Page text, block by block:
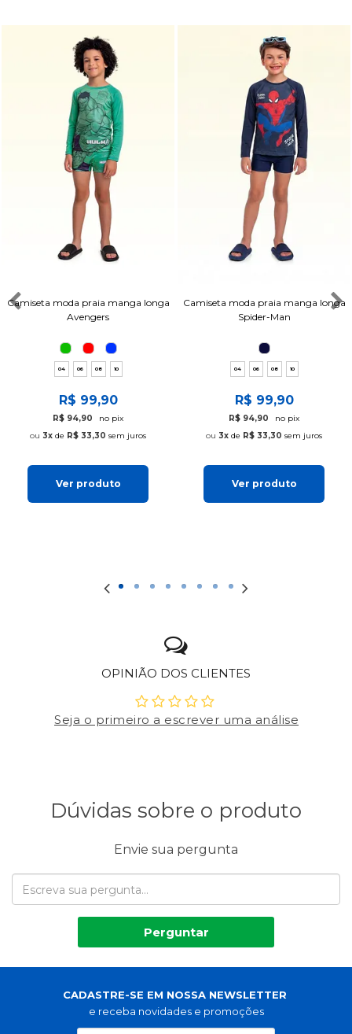
Camiseta moda praia manga longa
Avengers
04 06 08 10
R$ 99,90
R$ 94,90
no pix
3x de R$ 33,30 sem juros
Ver produto
Camiseta moda praia manga longa
Spider-Man
04 06 08 10
R$ 99,90
R$ 94,90
no pix
3x de R$ 33,30 sem juros
Ver produto
OPINIÃO DOS CLIENTES
Seja o primeiro a escrever uma análise
Dúvidas sobre o produto
Envie sua pergunta
Perguntar
CADASTRE-SE EM NOSSA NEWSLETTER
e receba novidades e promoções